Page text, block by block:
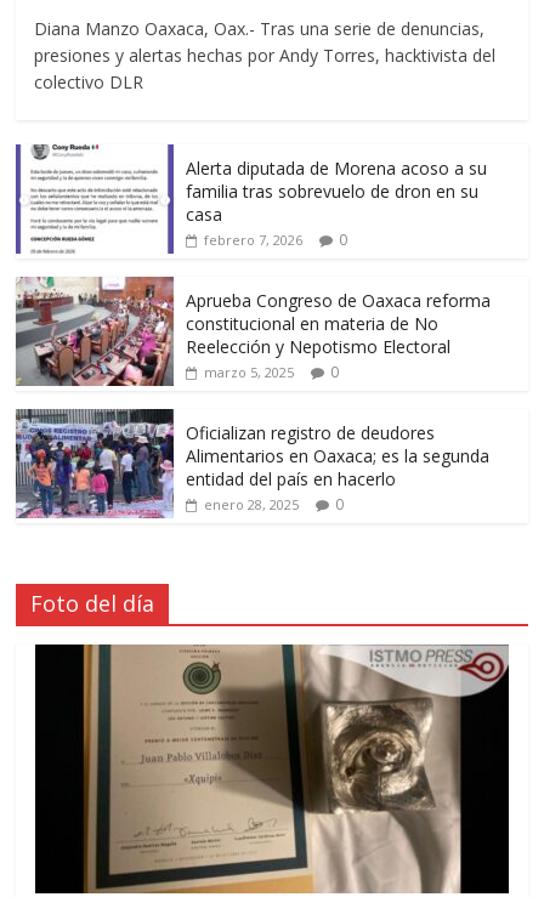
Diana Manzo Oaxaca, Oax.- Tras una serie de denuncias,
presiones y alertas hechas por Andy Torres, hacktivista del
colectivo DLR
Alerta diputada de Morena acoso a su
familia tras sobrevuelo de dron en su
casa
febrero 7, 2026 0
Aprueba Congreso de Oaxaca reforma
constitucional en materia de No
Reelección y Nepotismo Electoral
marzo 5, 2025 0
Oficializan registro de deudores
Alimentarios en Oaxaca; es la segunda
entidad del país en hacerlo
enero 28, 2025 0
Foto del día